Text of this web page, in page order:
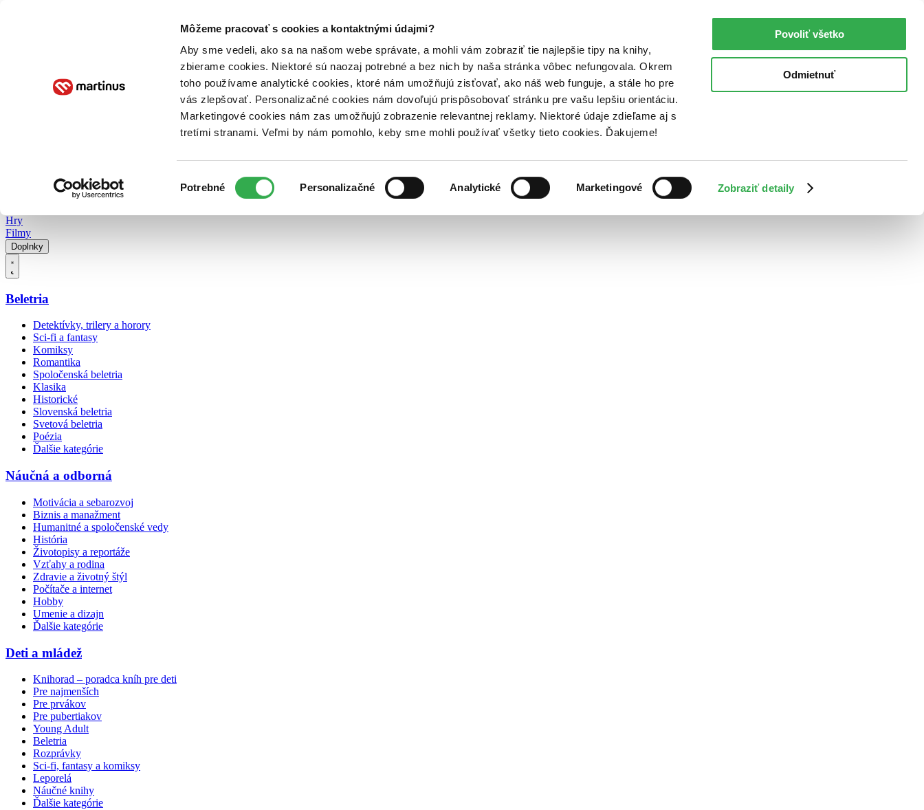
Môžeme pracovať s cookies a kontaktnými údajmi?
Aby sme vedeli, ako sa na našom webe správate, a mohli vám zobraziť tie najlepšie tipy na knihy,
zbierame cookies. Niektoré sú naozaj potrebné a bez nich by naša stránka vôbec nefungovala. Okrem
toho používame analytické cookies, ktoré nám umožňujú zisťovať, ako náš web funguje, a stále ho pre
vás zlepšovať. Personalizačné cookies nám dovoľujú prispôsobovať stránku pre vašu lepšiu orientáciu.
Marketingové cookies nám zas umožňujú zobrazenie relevantnej reklamy. Niektoré údaje zdieľame aj s
tretími stranami. Veľmi by nám pomohlo, keby sme mohli používať všetky tieto cookies. Ďakujeme!
súhlasu
Potrebné Personalizačné Analytické Marketingové Zobraziť detaily
Povoliť všetko
Odmietnuť
Poukážky Kontakt
Hry
Filmy
Doplnky
Beletria
Detektívky, trilery a horory
Sci-fi a fantasy
Komiksy
Romantika
Spoločenská beletria
Klasika
Historické
Slovenská beletria
Svetová beletria
Poézia
Ďalšie kategórie
Náučná a odborná
Motivácia a sebarozvoj
Biznis a manažment
Humanitné a spoločenské vedy
História
Životopisy a reportáže
Vzťahy a rodina
Zdravie a životný štýl
Počítače a internet
Hobby
Umenie a dizajn
Ďalšie kategórie
Deti a mládež
Knihorad – poradca kníh pre deti
Pre najmenších
Pre prvákov
Pre pubertiakov
Young Adult
Beletria
Rozprávky
Sci-fi, fantasy a komiksy
Leporelá
Náučné knihy
Ďalšie kategórie